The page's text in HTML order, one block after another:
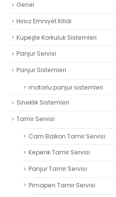
Genel
Hırsız Emniyet Kilidi
Küpeşte Korkuluk Sistemleri
Panjur Servisi
Panjur Sistemleri
motorlu panjur sistemleri
Sineklik Sistemleri
Tamir Servisi
Cam Balkon Tamir Servisi
Kepenk Tamir Servisi
Panjur Tamir Servisi
Pimapen Tamir Servisi